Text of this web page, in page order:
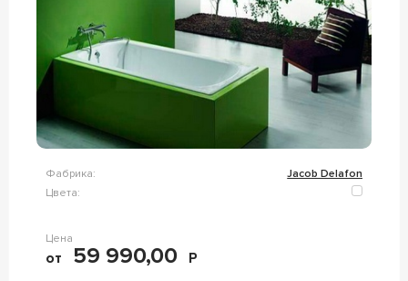
Фабрика:
Jacob Delafon
Цвета:
Цена
от 59 990,00 Р